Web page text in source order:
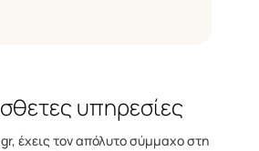
υπηρεσίες
έχεις τον απόλυτο σύμμαχο στη